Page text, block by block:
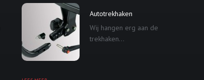
Autotrekhaken
Wij hangen erg aan de
trekhaken...